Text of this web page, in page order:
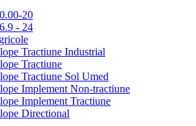
20
- 24
Tractiune Industrial
Tractiune
Tractiune Sol Umed
Implement Non-tractiune
Implement Tractiune
Directional